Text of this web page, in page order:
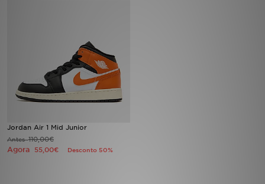
Jordan Air 1 Mid Junior
Antes110,00€
Agora 55,00€ Desconto 50%
FUTEBOL JD
VER MARCAS
LOCALIZADOR DE LOJAS
MENSAGENS